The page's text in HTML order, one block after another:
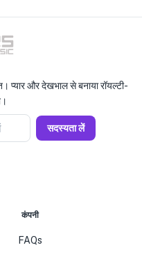
प्यार और देखभाल से बनाया रॉयल्टी-
सदस्यता लें
कंपनी
FAQs